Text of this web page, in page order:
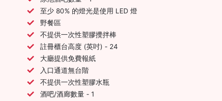
至少 80% 的燈光是使用 LED 燈
野餐區
不提供一次性塑膠攪拌棒
註冊櫃台高度 (英吋) - 24
大廳提供免費報紙
入口通道無台階
不提供一次性塑膠水瓶
酒吧/酒廊數量 - 1